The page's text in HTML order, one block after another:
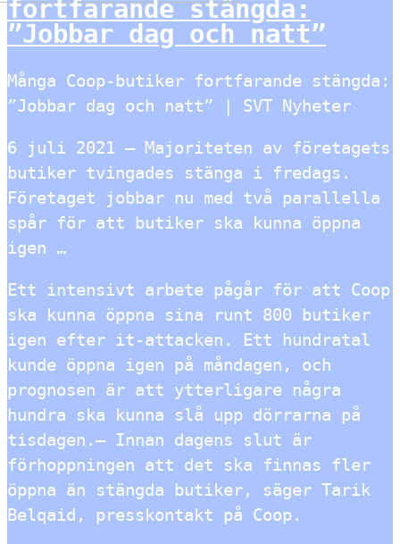
fortfarande stängda:
”Jobbar dag och natt”
Många Coop-butiker fortfarande stängda:
”Jobbar dag och natt” | SVT Nyheter
6 juli 2021 — Majoriteten av företagets
butiker tvingades stänga i fredags.
Företaget jobbar nu med två parallella
spår för att butiker ska kunna öppna
igen …
Ett intensivt arbete pågår för att Coop
ska kunna öppna sina runt 800 butiker
igen efter it-attacken. Ett hundratal
kunde öppna igen på måndagen, och
prognosen är att ytterligare några
hundra ska kunna slå upp dörrarna på
tisdagen.– Innan dagens slut är
förhoppningen att det ska finnas fler
öppna än stängda butiker, säger Tarik
Belqaid, presskontakt på Coop.